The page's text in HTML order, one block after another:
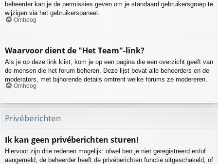
beheerder kan je de permissies geven om je standaard gebruikersgroep te
wijzigen via het gebruikerspaneel.
Omhoog
Waarvoor dient de "Het Team"-link?
Als je op deze link klikt, kom je op een pagina die een overzicht geeft van
de mensen die het forum beheren. Deze lijst bevat alle beheerders en de
moderators, met bijhorende details omtrent welke forums ze modereren.
Omhoog
Privéberichten
Ik kan geen privéberichten sturen!
Hiervoor zijn drie redenen mogelijk: ofwel ben je niet geregistreerd en/of
aangemeld, de beheerder heeft de privéberichten functie uitgeschakeld, of